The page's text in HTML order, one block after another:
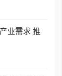
业需求 推